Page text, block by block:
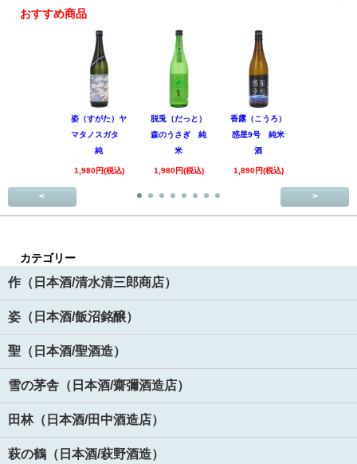
おすすめ商品
姿（すがた）ヤ
マタノスガタ
純
1,980円(税込)
脱兎（だっと）
森のうさぎ 純
米
1,980円(税込)
香露（こうろ）
惑星9号 純米
酒
1,890円(税込)
< >
カテゴリー
作（日本酒/清水清三郎商店）
姿（日本酒/飯沼銘醸）
聖（日本酒/聖酒造）
雪の茅舎（日本酒/齋彌酒造店）
田林（日本酒/田中酒造店）
萩の鶴（日本酒/萩野酒造）